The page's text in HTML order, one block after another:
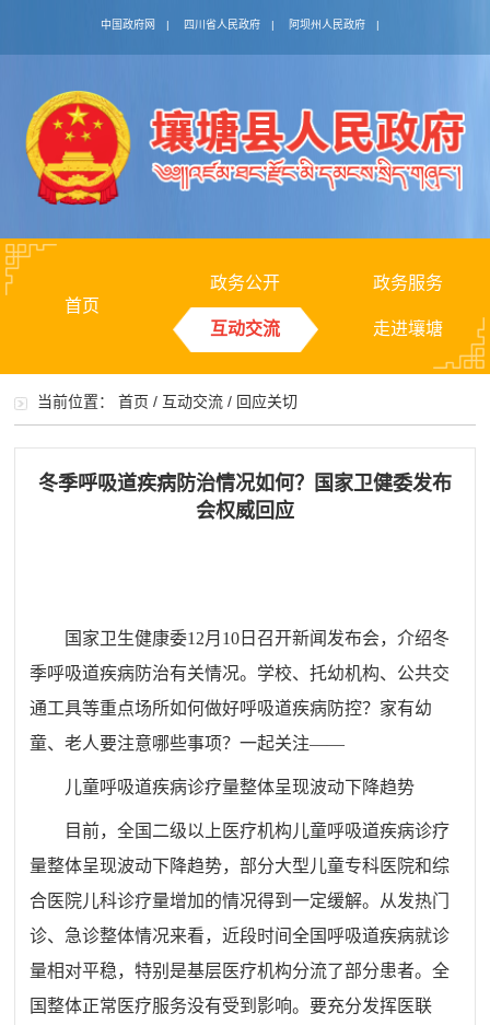
中国政府网 | 四川省人民政府 | 阿坝州人民政府 |
首页
政务公开 政务服务
互动交流 走进壤塘
当前位置：首页 / 互动交流 / 回应关切
冬季呼吸道疾病防治情况如何？国家卫健委发布
会权威回应
国家卫生健康委12月10日召开新闻发布会，介绍冬
季呼吸道疾病防治有关情况。学校、托幼机构、公共交
通工具等重点场所如何做好呼吸道疾病防控？家有幼
童、老人要注意哪些事项？一起关注——
儿童呼吸道疾病诊疗量整体呈现波动下降趋势
目前，全国二级以上医疗机构儿童呼吸道疾病诊疗
量整体呈现波动下降趋势，部分大型儿童专科医院和综
合医院儿科诊疗量增加的情况得到一定缓解。从发热门
诊、急诊整体情况来看，近段时间全国呼吸道疾病就诊
量相对平稳，特别是基层医疗机构分流了部分患者。全
国整体正常医疗服务没有受到影响。要充分发挥医联